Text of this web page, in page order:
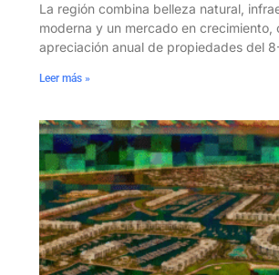
La región combina belleza natural,
moderna y un mercado en crecimiento,
apreciación anual de propiedades del
Leer más »